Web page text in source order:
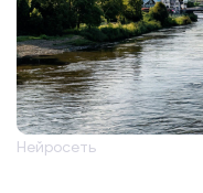
Нейросеть